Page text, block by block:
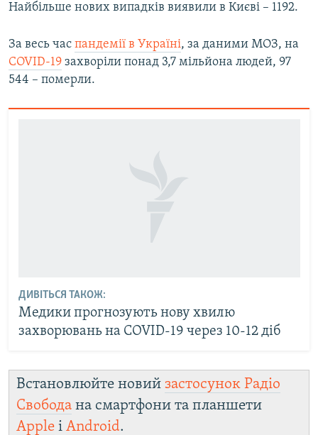
Усі сайти RFE/RL
Найбільше нових випадків виявили в Києві – 1192.
За весь час пандемії в Україні, за даними МОЗ, на
COVID-19 захворіли понад 3,7 мільйона людей, 97
544 – померли.
ДИВІТЬСЯ ТАКОЖ:
Медики прогнозують нову хвилю
захворювань на COVID-19 через 10-12 діб
Встановлюйте новий застосунок Радіо
Свобода на смартфони та планшети
Apple і Android.